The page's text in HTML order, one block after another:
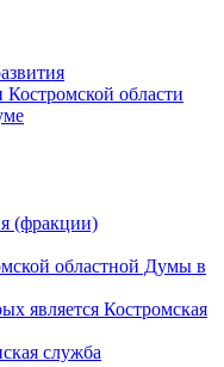
Костромской области
(фракции)
областной Думы в
является Костромская
служба